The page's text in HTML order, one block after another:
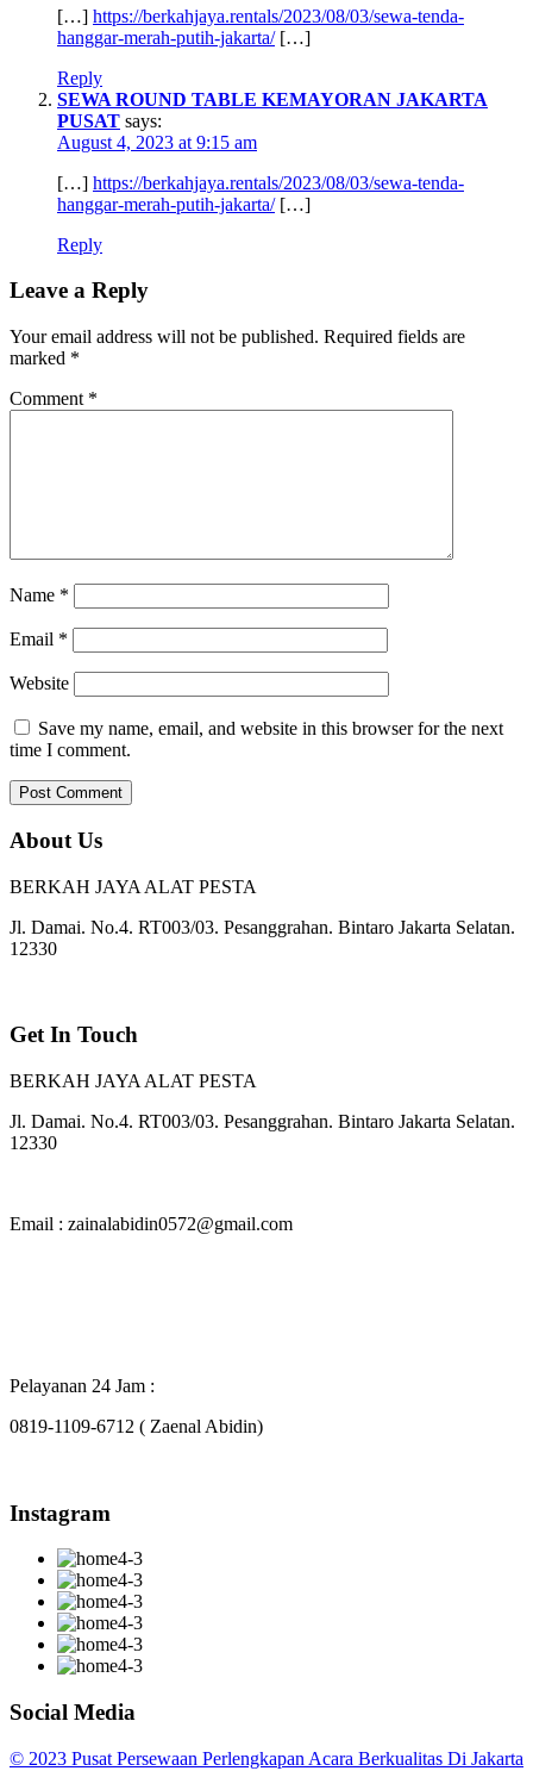
[…] https://berkahjaya.rentals/2023/08/03/sewa-tenda-
hanggar-merah-putih-jakarta/[…]
Reply
SEWA ROUND TABLE KEMAYORAN JAKARTA
PUSAT says:
August 4, 2023 at 9:15 am
[…] https://berkahjaya.rentals/2023/08/03/sewa-tenda-
hanggar-merah-putih-jakarta/[…]
Reply
Leave a Reply
Your email address will not be published. Required fields are
marked *
Comment *
Name *
Email *
Website
Save my name, email, and website in this browser for the next
time I comment.
About Us
BERKAH JAYA ALAT PESTA
Jl. Damai. No.4. RT003/03. Pesanggrahan. Bintaro Jakarta Selatan.
12330
Get In Touch
BERKAH JAYA ALAT PESTA
Jl. Damai. No.4. RT003/03. Pesanggrahan. Bintaro Jakarta Selatan.
12330
Email : zainalabidin0572@gmail.com
Pelayanan 24 Jam :
0819-1109-6712 ( Zaenal Abidin)
Instagram
Social Media
© 2023 Pusat Persewaan Perlengkapan Acara Berkualitas Di Jakarta